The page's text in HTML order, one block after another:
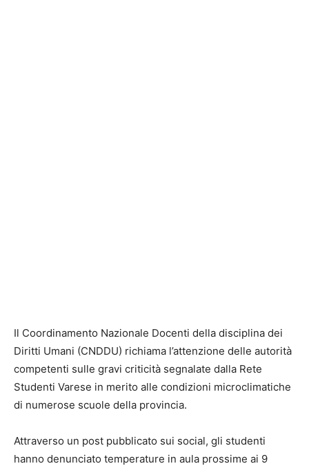
Il Coordinamento Nazionale Docenti della disciplina dei
Diritti Umani (CNDDU) richiama l’attenzione delle autorità
competenti sulle gravi criticità segnalate dalla Rete
Studenti Varese in merito alle condizioni microclimatiche
di numerose scuole della provincia.
Attraverso un post pubblicato sui social, gli studenti
hanno denunciato temperature in aula prossime ai 9